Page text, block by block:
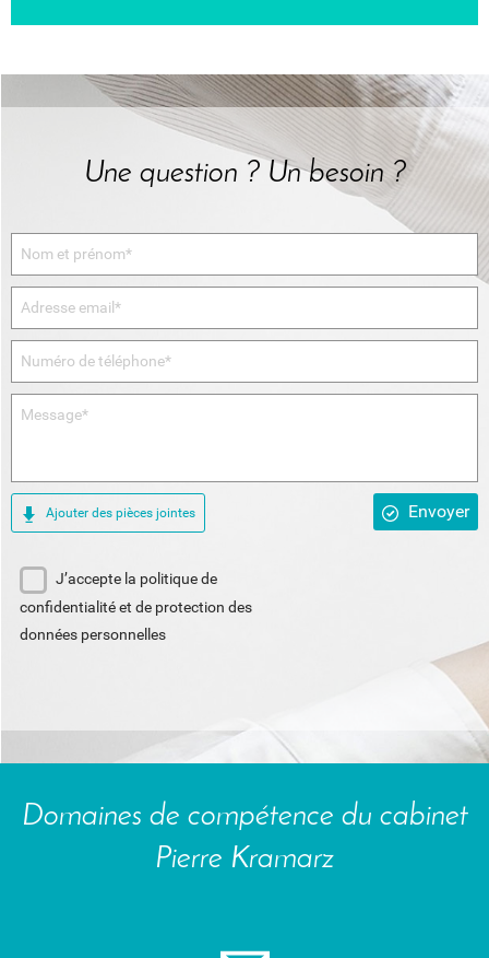
Une question ? Un besoin ?
Ajouter des pièces jointes
J’accepte la politique de
confidentialité et de protection des
données personnelles
Envoyer
Domaines de compétence du cabinet
Pierre Kramarz